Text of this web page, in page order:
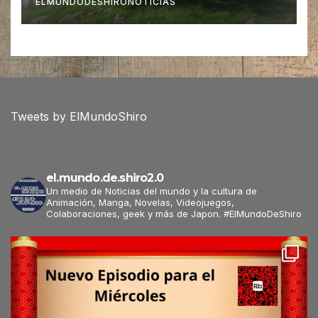
Tweets by ElMundoShiro
el.mundo.de.shiro2.0
Un medio de Noticias del mundo y la cultura de
Animación, Manga, Novelas, Videojuegos,
Colaboraciones, geek y más de Japon. #ElMundoDeShiro